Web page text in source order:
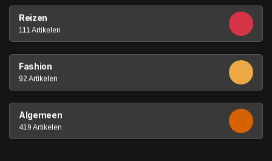
Reizen
111 Artikelen
Fashion
92 Artikelen
Algemeen
419 Artikelen